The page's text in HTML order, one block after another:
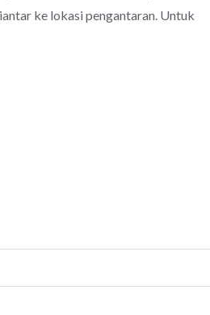
ke lokasi pengantaran. Untuk